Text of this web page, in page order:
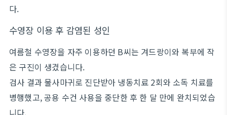
다.
수영장 이용 후 감염된 성인
여름철 수영장을 자주 이용하던 B씨는 겨드랑이와 복부에 작
은 구진이 생겼습니다.
검사 결과 물사마귀로 진단받아 냉동치료 2회와 소독 치료를
병행했고, 공용 수건 사용을 중단한 후 한 달 만에 완치되었습
니다.